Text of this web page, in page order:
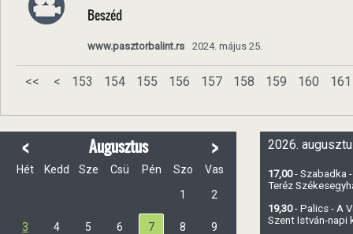
Beszéd
www.pasztorbalint.rs 2024. május 25.
<< < 153 154 155 156 157 158 159 160 161
< Augusztus >
Hét Kedd Sze Csü Pén Szo
Vas
1
2
3 4 5 6 7 8 9
2026.
17,00- Szabadka
Teréz
19,30- Palics - A
Szent István-napi